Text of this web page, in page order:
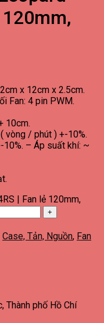
x 12cm x 2.5cm.
Fan: 4 pin PWM.
10cm.
vòng / phút ) +-10%.
– Áp suất khí: ~
| Fan lẻ 120mm,
Case, Tản, Nguồn, Fan
Thành phố Hồ Chí